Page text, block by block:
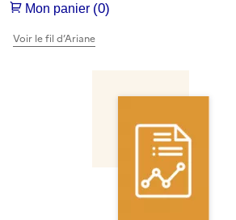
Voir le fil d’Ariane